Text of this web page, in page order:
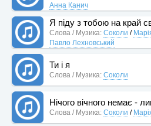
Анна Канич
Я піду з тобою на край
Слова / Музика: Соколи /
Павло Лехновський
Ти і я
Слова / Музика: Соколи
Нічого вічного немає -
Слова / Музика: Соколи /